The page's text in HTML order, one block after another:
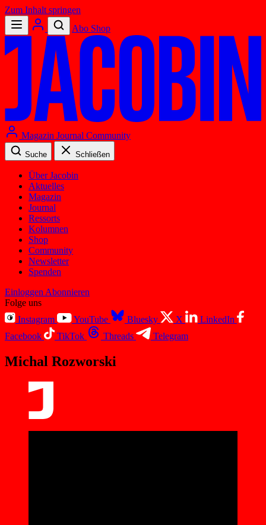
Zum Inhalt springen
Abo Shop
Magazin Journal Community
Suche Schließen
Über Jacobin
Aktuelles
Magazin
Journal
Ressorts
Kolumnen
Shop
Community
Newsletter
Spenden
Einloggen Abonnieren
Folge uns
Instagram
YouTube Bluesky X
LinkedIn
Facebook
TikTok Threads Telegram
Michal Rozworski